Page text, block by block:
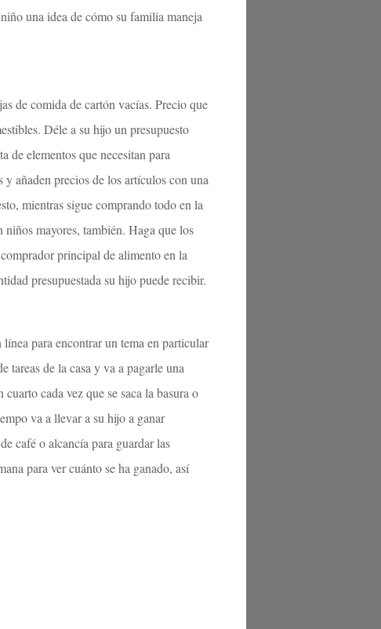
una idea de cómo su familia maneja
de comida de cartón vacías. Precio que
Déle a su hijo un presupuesto
de elementos que necesitan para
añaden precios de los artículos con una
mientras sigue comprando todo en la
mayores, también. Haga que los
principal de alimento en la
presupuestada su hijo puede recibir.
para encontrar un tema en particular
tareas de la casa y va a pagarle una
cada vez que se saca la basura o
va a llevar a su hijo a ganar
café o alcancía para guardar las
para ver cuánto se ha ganado, así